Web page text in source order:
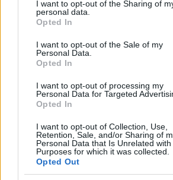
not limited to your visit or usage
grant or deny consent to Google and its
use your data for below specified
consent section.
I want to opt-out of the Sharing of
personal data.
Opted In
I want to opt-out of the Sale of my
Personal Data.
Opted In
I want to opt-out of processing my
Personal Data for Targeted
Opted In
I want to opt-out of Collection, Use,
Retention, Sale, and/or Sharing of
Personal Data that Is Unrelated
Purposes for which it was collected.
Opted Out
megkönnyíti a rendezők dolgát.
játszotta többek közt Kálvin János,
Danton halála, a Hegedűs a
könyve című darabokban is